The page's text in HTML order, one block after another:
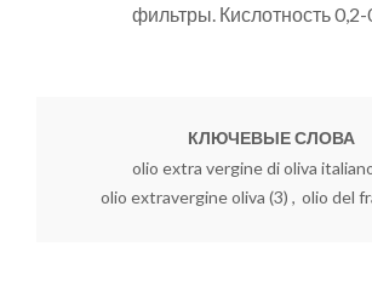
фильтры. Кислотность 0,2-
КЛЮЧЕВЫЕ СЛОВА
olio extra vergine di oliva
olio extravergine oliva (3) , olio del